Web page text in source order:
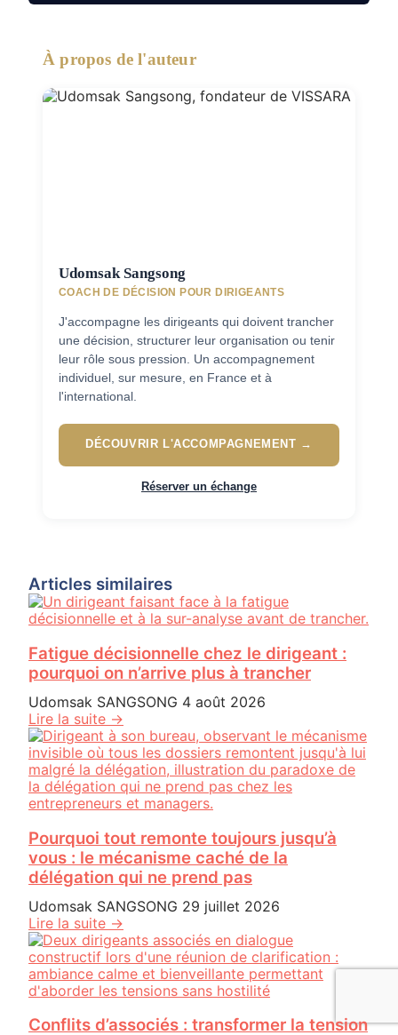
À propos de l'auteur
Udomsak Sangsong
COACH DE DÉCISION POUR DIRIGEANTS
J'accompagne les dirigeants qui doivent trancher
une décision, structurer leur organisation ou tenir
leur rôle sous pression. Un accompagnement
individuel, sur mesure, en France et à
l'international.
DÉCOUVRIR L'ACCOMPAGNEMENT →
Réserver un échange
Articles similaires
Fatigue décisionnelle chez le dirigeant :
pourquoi on n’arrive plus à trancher
Udomsak SANGSONG 4 août 2026
Lire la suite →
Pourquoi tout remonte toujours jusqu’à
vous : le mécanisme caché de la
délégation qui ne prend pas
Udomsak SANGSONG 29 juillet 2026
Lire la suite →
Conflits d’associés : transformer la tension